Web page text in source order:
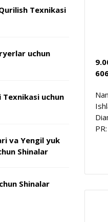
Texnikasi
uchun
uchun
va Yengil yuk
Shinalar
Shinalar